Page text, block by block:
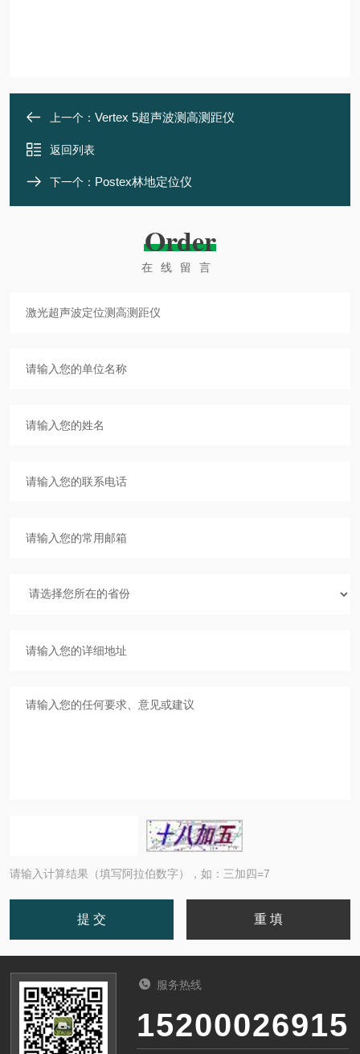
上一个： Vertex 5超声波测高测距仪
返回列表
下一个： Postex林地定位仪
Order
在线留言
请输入计算结果（填写阿拉伯数字），如：三加四=7
服务热线
15200026915